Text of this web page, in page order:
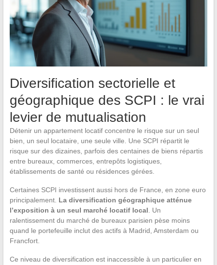
Diversification sectorielle et
géographique des SCPI : le vrai
levier de mutualisation
Détenir un appartement locatif concentre le risque sur un seul
bien, un seul locataire, une seule ville. Une SCPI répartit le
risque sur des dizaines, parfois des centaines de biens répartis
entre bureaux, commerces, entrepôts logistiques,
établissements de santé ou résidences gérées.
Certaines SCPI investissent aussi hors de France, en zone euro
principalement. La diversification géographique atténue
l’exposition à un seul marché locatif local. Un
ralentissement du marché de bureaux parisien pèse moins
quand le portefeuille inclut des actifs à Madrid, Amsterdam ou
Francfort.
Ce niveau de diversification est inaccessible à un particulier en